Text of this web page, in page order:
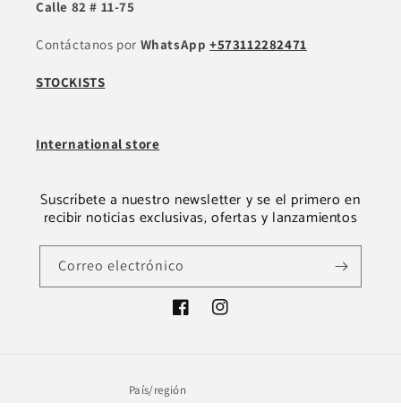
Calle 82 # 11-75
Contáctanos por WhatsApp+573112282471
STOCKISTS
International store
Suscríbete a nuestro newsletter y se el primero en
recibir noticias exclusivas, ofertas y lanzamientos
Correo electrónico
FacebookInstagram
País/región